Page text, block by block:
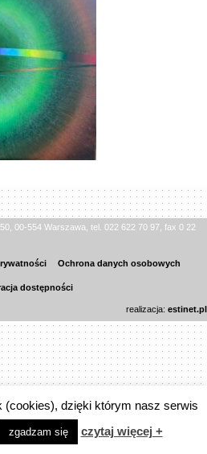
00-554 Warszawa, tel. 022 622 70 97, fax 0 22
Ochrona danych osobowych
dostępności
realizacja: estinet.pl
(cookies), dzięki którym nasz serwis
zgadzam się czytaj więcej +